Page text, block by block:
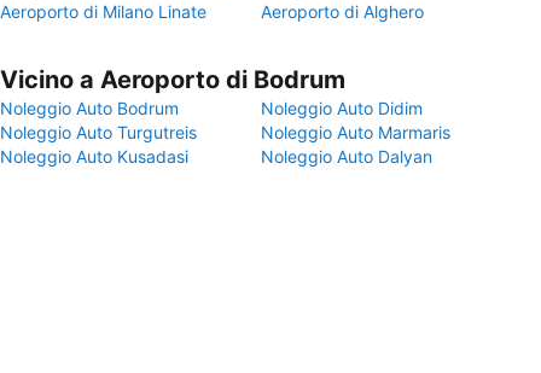
Aeroporto di Milano Linate
Aeroporto di Alghero
Vicino a Aeroporto di Bodrum
Noleggio Auto Bodrum
Noleggio Auto Didim
Noleggio Auto Turgutreis
Noleggio Auto Marmaris
Noleggio Auto Kusadasi
Noleggio Auto Dalyan